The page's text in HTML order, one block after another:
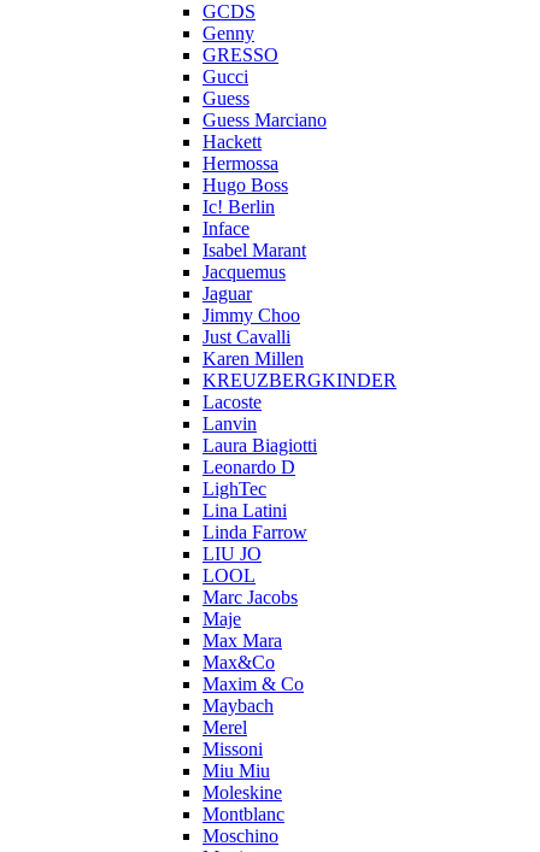
GCDS
Genny
GRESSO
Gucci
Guess
Guess Marciano
Hackett
Hermossa
Hugo Boss
Ic! Berlin
Inface
Isabel Marant
Jacquemus
Jaguar
Jimmy Choo
Just Cavalli
Karen Millen
KREUZBERGKINDER
Lacoste
Lanvin
Laura Biagiotti
Leonardo D
LighTec
Lina Latini
Linda Farrow
LIU JO
LOOL
Marc Jacobs
Maje
Max Mara
Max&Co
Maxim & Co
Maybach
Merel
Missoni
Miu Miu
Moleskine
Montblanc
Moschino